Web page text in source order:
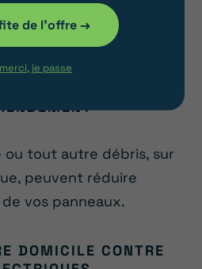
prolonger leur
régulier de
ou tout autre débris, sur
peuvent réduire
vos panneaux.
DOMICILE CONTRE
de l'offre →
je passe